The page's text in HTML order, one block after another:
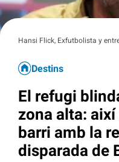
Hansi Flick, Exfutbolista y
Destins
El refugi
zona alta: així
barri amb la
disparada de